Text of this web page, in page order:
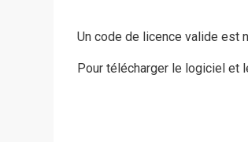
Un code de licence valide est
Pour télécharger le logiciel et